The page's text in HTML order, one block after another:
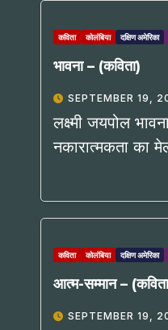
कविता कोलंबिया दक्षिण अमेरिका
भावना – (कविता)
SEPTEMBER 19,
लक्ष्मी जयपोल
नकारात्मकता का
कविता कोलंबिया दक्षिण अमेरिका
आत्म-सम्मान –
SEPTEMBER 19,